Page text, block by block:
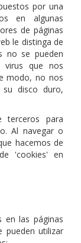
por una
en algunas
de páginas
le distinga de
no se pueden
virus que nos
modo, no nos
disco duro,
terceros para
Al navegar o
hacemos de
'cookies' en
en las páginas
pueden utilizar